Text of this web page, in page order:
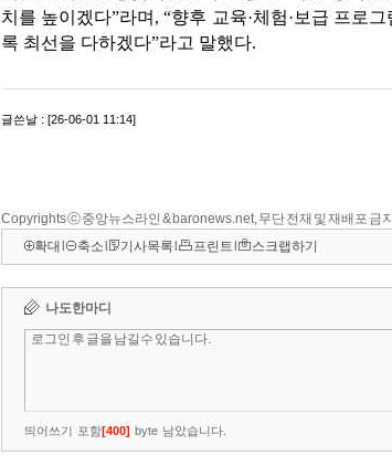
Copyrights ⓒ 중앙뉴스라인 & baronews.net, 무단 전재 및 재배포 금지
확대
축소 기사목록 프린트 스크랩하기